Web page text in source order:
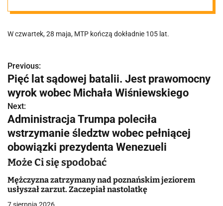
mają tyle lat!
Pokolorowano
zdjęcia z
przeszłości
W czwartek, 28 maja, MTP kończą dokładnie 105 lat.
N
a
w
i
g
a
c
j
Previous:
Pięć lat sądowej batalii. Jest prawomocny
wyrok wobec Michała Wiśniewskiego
Next:
Administracja Trumpa poleciła
wstrzymanie śledztw wobec pełniącej
obowiązki prezydenta Wenezueli
Może Ci się spodobać
Mężczyzna zatrzymany nad poznańskim jeziorem
usłyszał zarzut. Zaczepiał nastolatkę